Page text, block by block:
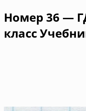
Номер 36 —
класс